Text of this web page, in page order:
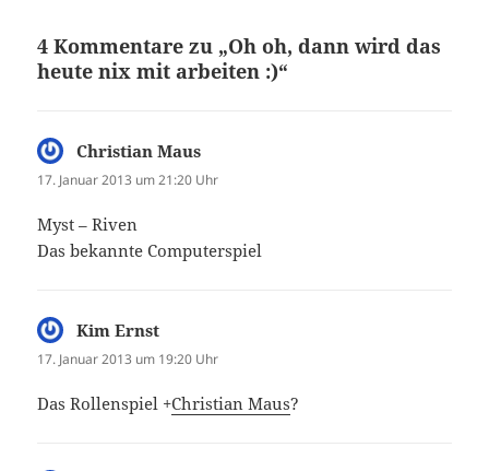
4 Kommentare zu „Oh oh, dann wird das
heute nix mit arbeiten :)“
Christian Maus
17. Januar 2013 um 21:20 Uhr
Myst – Riven
Das bekannte Computerspiel
Kim Ernst
17. Januar 2013 um 19:20 Uhr
Das Rollenspiel +Christian Maus?